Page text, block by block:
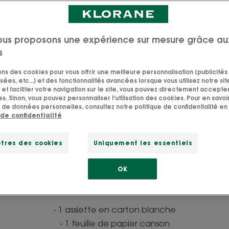
pour sensibiliser les plus petits à la protection de la
de l’eau, ou pour occuper une journée pluvieuse,
feutres. Alors dépoussiérez vos bases et improvisez-
ce petit schéma interactif autour du cycle de l’eau.
ne vous cache pas que ça risque de déclencher une
avez l’habitude!
- 1 assiette en carton blanche
- 1 feuille de papier canson
proposons une expérience sur mesure grâce
des cookies pour vous offrir une meilleure personnalisation (publicités
etc...) et des fonctionnalités avancées lorsque vous utilisez notre
et faciliter votre navigation sur le site, vous pouvez directement
Sinon, vous pouvez personnaliser l'utilisation des cookies. Pour en
données personnelles, consultez notre politique de confidentialité en
confidentialité
des cookies Uniquement les essentiels
OK